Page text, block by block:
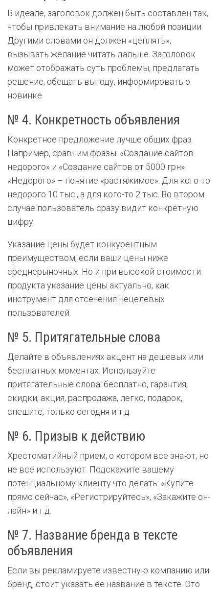
В идеале, заголовок должен быть составлен так,
чтобы привлекать внимание на любой позиции.
Другими словами он должен «цеплять»,
вызывать желание читать дальше. Заголовок
может отображать суть проблемы, предлагать
решение, обещать выгоду, информировать о
новинке.
№ 4. Конкретность объявления
Конкретное предложение лучше общих фраз.
Например, сравним фразы: «Создание сайтов
недорого» и «Создание сайтов от 5000 грн».
«Недорого» – понятие «растяжимое». Для кого-то
недорого 10 тыс., а для кого-то 2 тыс. Во втором
случае пользователь сразу видит конкретную
цифру.
Указание цены будет конкурентным
преимуществом, если ваши цены ниже
среднерыночных. Но и при высокой стоимости
продукта указание цены актуально, как
инструмент для отсечения нецелевых
пользователей.
№ 5. Притягательные слова
Делайте в объявлениях акцент на дешевых или
бесплатных моментах. Используйте
притягательные слова: бесплатно, гарантия,
скидки, акция, распродажа, легко, подарок,
спешите, только сегодня и т.д.
№ 6. Призыв к действию
Хрестоматийный прием, о котором все знают, но
не все используют. Подскажите вашему
потенциальному клиенту что делать: «Купите
прямо сейчас», «Регистрируйтесь», «Закажите он-
лайн» и.т.д.
№ 7. Название бренда в тексте
объявления
Если вы рекламируете известную компанию или
бренд, стоит указать ее название в тексте. Это